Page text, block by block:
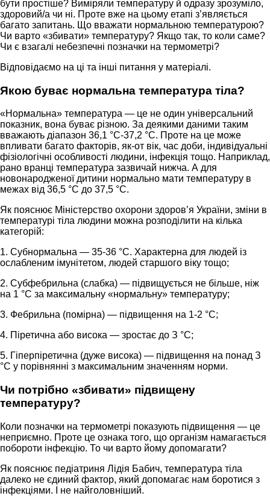
бути простіше? Виміряли температуру й одразу зрозуміло,
здоровий/а чи ні. Проте вже на цьому етапі з’являється
багато запитань. Що вважати нормальною температурою?
Чи варто «збивати» температуру? Якщо так, то коли саме?
Чи є взагалі небезпечні позначки на термометрі?
Відповідаємо на ці та інші питання у матеріалі.
Якою буває нормальна температура тіла?
«Нормальна» температура — це не один універсальний
показник, вона буває різною. За деякими даними таким
вважають діапазон 36,1 °C-37,2 °C. Проте на це може
впливати багато факторів, як-от вік, час доби, індивідуальні
фізіологічні особливості людини, інфекція тощо. Наприклад,
рано вранці температура зазвичай нижча. А для
новонародженої дитини нормально мати температуру в
межах від 36,5 °C до 37,5 °C.
Як пояснює Міністерство охорони здоров’я України, зміни в
температурі тіла людини можна розподілити на кілька
категорій:
1. Субнормальна — 35-36 °C. Характерна для людей із
ослабленим імунітетом, людей старшого віку тощо;
2. Субфебрильна (слабка) — підвищується не більше, ніж
на 1 °C за максимальну «нормальну» температуру;
3. Фебрильна (помірна) — підвищення на 1-2 °C;
4. Піретична або висока — зростає до З °C;
5. Гіперпіретична (дуже висока) — підвищення на понад З
°C у порівнянні з максимальним значенням норми.
Чи потрібно «збивати» підвищену
температуру?
Коли позначки на термометрі показують підвищення — це
неприємно. Проте це ознака того, що організм намагається
побороти інфекцію. То чи варто йому допомагати?
Як пояснює педіатриня Лідія Бабич, температура тіла
далеко не єдиний фактор, який допомагає нам боротися з
інфекціями. І не найголовніший.